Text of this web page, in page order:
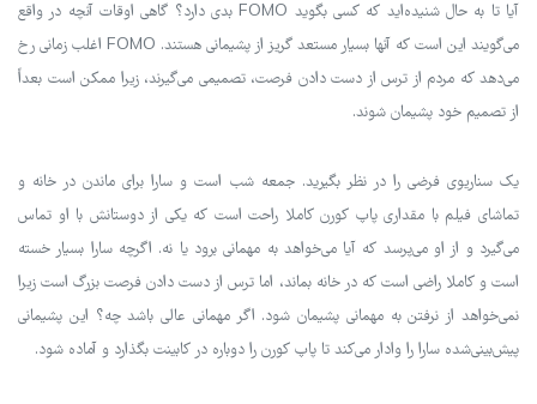
آیا تا به حال شنیده‌اید که کسی بگوید FOMO بدی دارد؟ گاهی اوقات آنچه در واقع
می‌گویند این است که آنها بسیار مستعد گریز از پشیمانی هستند. FOMO اغلب زمانی رخ
می‌دهد که مردم از ترس از دست دادن فرصت، تصمیمی می‌گیرند، زیرا ممکن است بعداً
از تصمیم خود پشیمان شوند.
یک سناریوی فرضی را در نظر بگیرید. جمعه شب است و سارا برای ماندن در خانه و
تماشای فیلم با مقداری پاپ کورن کاملا راحت است که یکی از دوستانش با او تماس
می‌گیرد و از او می‌پرسد که آیا می‌خواهد به مهمانی برود یا نه. اگرچه سارا بسیار خسته
است و کاملا راضی است که در خانه بماند، اما ترس از دست دادن فرصت بزرگ است زیرا
نمی‌خواهد از نرفتن به مهمانی پشیمان شود. اگر مهمانی عالی باشد چه؟ این پشیمانی
پیش‌بینی‌شده سارا را وادار می‌کند تا پاپ کورن را دوباره در کابینت بگذارد و آماده شود.